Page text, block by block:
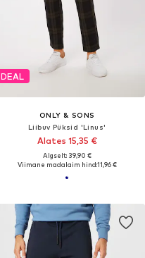
DEAL
ONLY & SONS
Liibuv Püksid 'Linus'
Alates 15,35 €
Algselt: 39,90 €
Viimane madalaim hind:11,96 €